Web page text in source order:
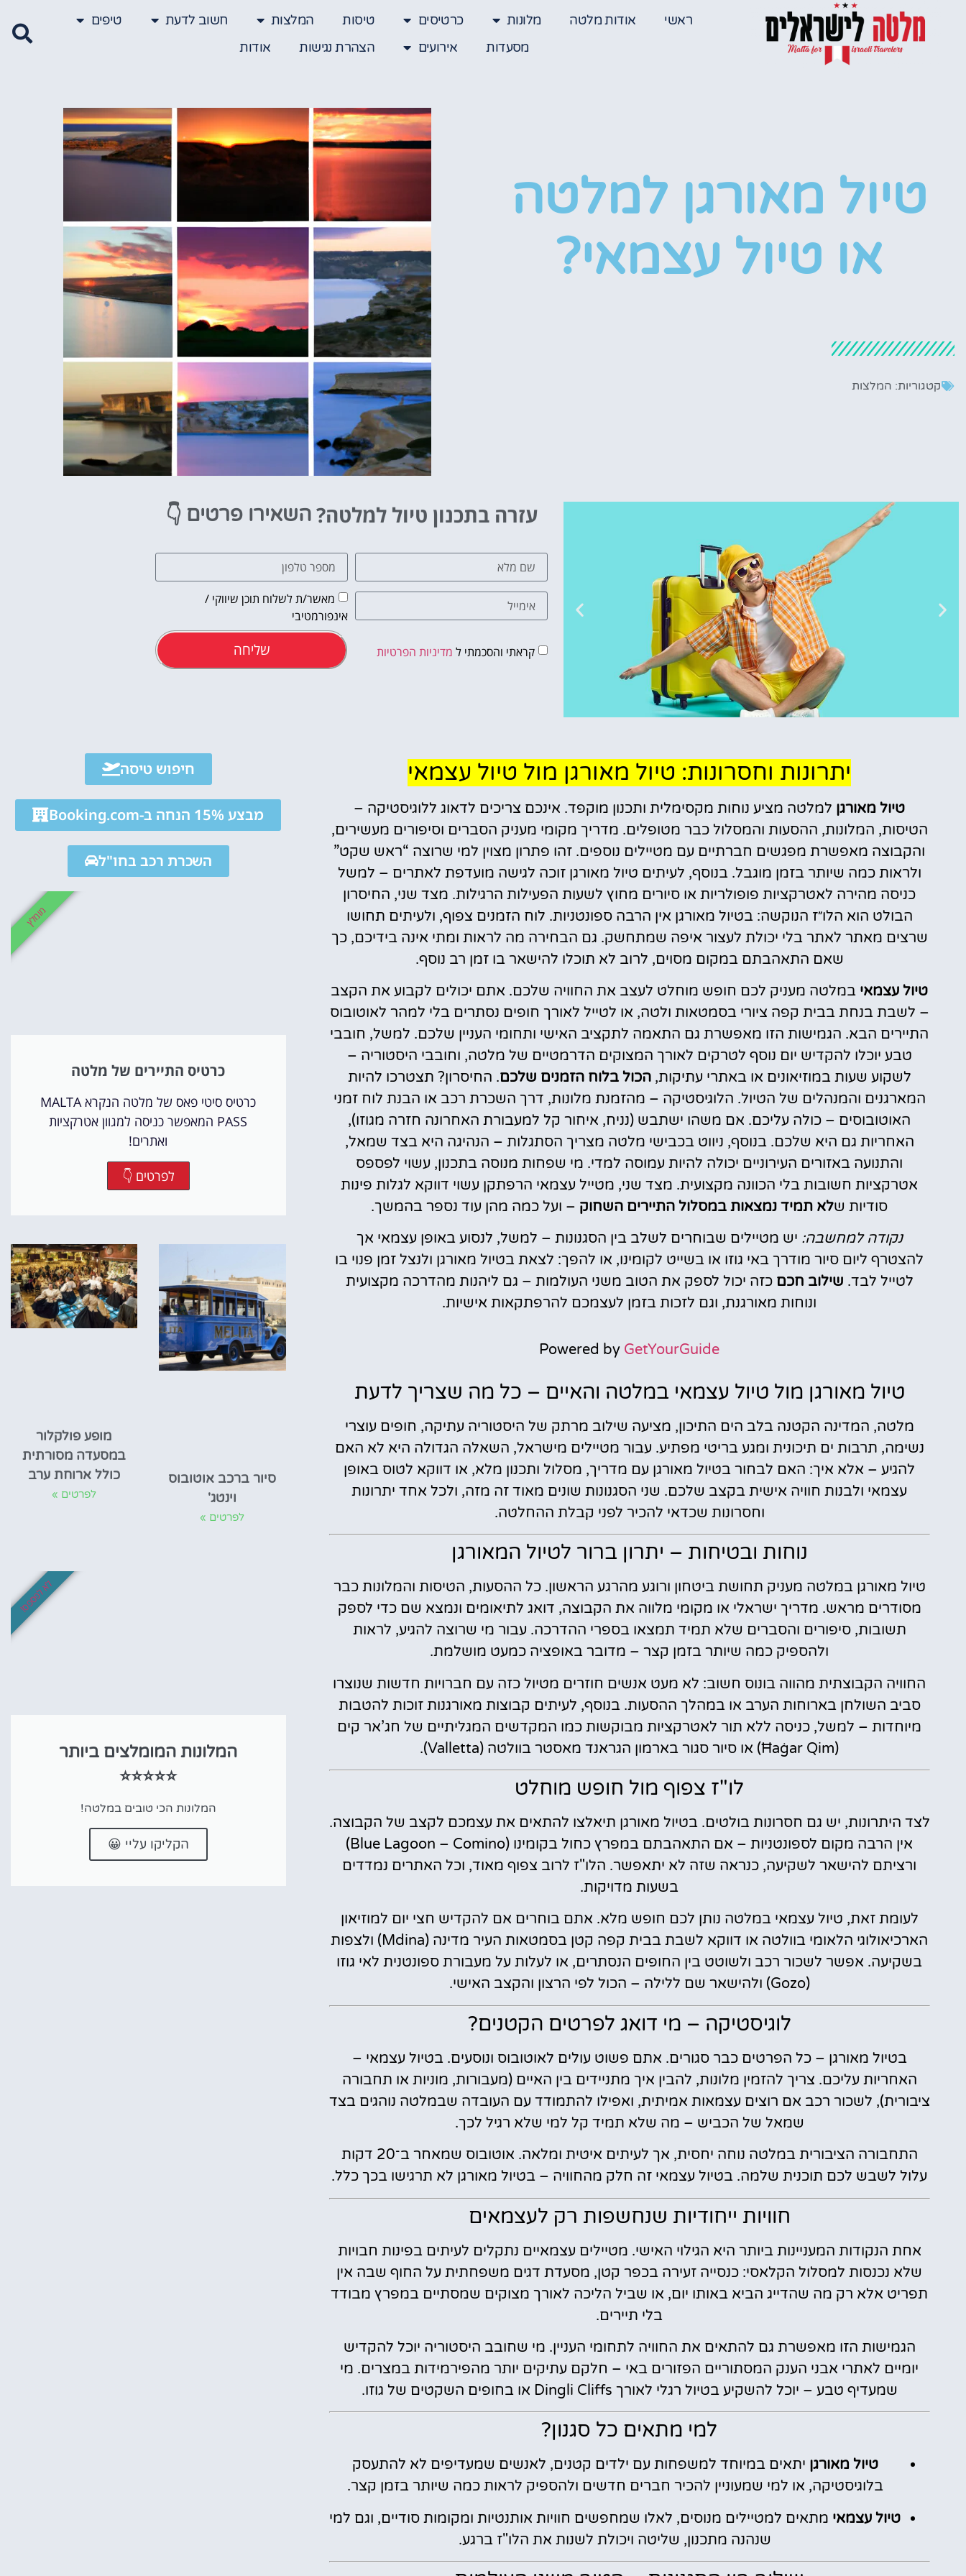
ראשי אודות מלטה מלונות כרטיסים טיסות המלצות חשוב לדעת
טיפים
מסעדות
אירועים הצהרת נגישות אודות
טיול מאורגן למלטה
או טיול עצמאי?
קטגוריות: המלצות
טיסות
טיסה זולה?
לחצו
פה!
מלונות
מומלץ?
פה!
הפעילויות השוות
עזרה בתכנון טיול למלטה? השאירו פרטים 👇
מאשר/ת לשלוח תוכן שיווקי /
אינפורמטיבי
קראתי והסכמתי ל מדיניות הפרטיות שליחה
יתרונות וחסרונות: טיול מאורגן מול טיול עצמאי
טיול מאורגן למלטה מציע נוחות מקסימלית ותכנון מוקפד. אינכם צריכים לדאוג ללוגיסטיקה –
הטיסות, המלונות, ההסעות והמסלול כבר מטופלים. מדריך מקומי מעניק הסברים וסיפורים מעשירים,
והקבוצה מאפשרת מפגשים חברתיים עם מטיילים נוספים. זהו פתרון מצוין למי שרוצה “ראש שקט”
ולראות כמה שיותר בזמן מוגבל. בנוסף, לעיתים טיול מאורגן זוכה לגישה מועדפת לאתרים – למשל
כניסה מהירה לאטרקציות פופולריות או סיורים מחוץ לשעות הפעילות הרגילות. מצד שני, החיסרון
הבולט הוא הלו״ז הנוקשה: בטיול מאורגן אין הרבה ספונטניות. לוח הזמנים צפוף, ולעיתים תחושו
שרצים מאתר לאתר בלי יכולת לעצור איפה שמתחשק. גם הבחירה מה לראות ומתי אינה בידיכם, כך
שאם התאהבתם במקום מסוים, לרוב לא תוכלו להישאר בו זמן רב נוסף.
טיול עצמאי במלטה מעניק לכם חופש מוחלט לעצב את החוויה שלכם. אתם יכולים לקבוע את הקצב
– לשבת בנחת בבית קפה ציורי בסמטאות ולטה, או לטייל לאורך חופים נסתרים בלי למהר לאוטובוס
התיירים הבא. הגמישות הזו מאפשרת גם התאמה לתקציב האישי ותחומי העניין שלכם. למשל, חובבי
טבע יוכלו להקדיש יום נוסף לטרקים לאורך המצוקים הדרמטיים של מלטה, וחובבי היסטוריה –
לשקוע שעות במוזיאונים או באתרי עתיקות,הכול בלוח הזמנים שלכם. החיסרון? תצטרכו להיות
המארגנים והמנהלים של הטיול. הלוגיסטיקה – מהזמנת מלונות, דרך השכרת רכב או הבנת לוח זמני
האוטובוסים – כולה עליכם. אם משהו ישתבש (נניח, איחור קל למעבורת האחרונה חזרה מגוזו),
האחריות גם היא שלכם. בנוסף, ניווט בכבישי מלטה מצריך הסתגלות – הנהיגה היא בצד שמאל,
והתנועה באזורים העירוניים יכולה להיות עמוסה למדי​. מי שפחות מנוסה בתכנון, עשוי לפספס
אטרקציות חשובות בלי הכוונה מקצועית. מצד שני, מטייל עצמאי הרפתקן עשוי דווקא לגלות פינות
סודיות שלא תמיד נמצאות במסלול התיירים השחוק – ועל כמה מהן עוד נספר בהמשך.
נקודה למחשבה: יש מטיילים שבוחרים לשלב בין הסגנונות – למשל, לנסוע באופן עצמאי אך
להצטרף ליום סיור מודרך באי גוזו או בשייט לקומינו, או להפך: לצאת בטיול מאורגן ולנצל זמן פנוי בו
לטייל לבד. שילוב חכם כזה יכול לספק את הטוב משני העולמות – גם ליהנות מהדרכה מקצועית
ונוחות מאורגנת, וגם לזכות בזמן לעצמכם להרפתקאות אישיות​.
Powered by GetYourGuide
טיול מאורגן מול טיול עצמאי במלטה והאיים – כל מה שצריך לדעת
מלטה, המדינה הקטנה בלב הים התיכון, מציעה שילוב מרתק של היסטוריה עתיקה, חופים עוצרי
נשימה, תרבות ים תיכונית ומגע בריטי מפתיע. עבור מטיילים מישראל, השאלה הגדולה היא לא האם
להגיע – אלא איך: האם לבחור בטיול מאורגן עם מדריך, מסלול ותכנון מלא, או דווקא לטוס באופן
עצמאי ולבנות חוויה אישית בקצב שלכם. שני הסגנונות שונים מאוד זה מזה, ולכל אחד יתרונות
וחסרונות שכדאי להכיר לפני קבלת ההחלטה.
נוחות ובטיחות – יתרון ברור לטיול המאורגן
טיול מאורגן במלטה מעניק תחושת ביטחון ורוגע מהרגע הראשון. כל ההסעות, הטיסות והמלונות כבר
מסודרים מראש. מדריך ישראלי או מקומי מלווה את הקבוצה, דואג לתיאומים ונמצא שם כדי לספק
תשובות, סיפורים והסברים שלא תמיד תמצאו בספרי ההדרכה. עבור מי שרוצה להגיע, לראות
ולהספיק כמה שיותר בזמן קצר – מדובר באופציה כמעט מושלמת.
החוויה הקבוצתית מהווה בונוס חשוב: לא מעט אנשים חוזרים מטיול כזה עם חברויות חדשות שנוצרו
סביב השולחן בארוחות הערב או במהלך ההסעות. בנוסף, לעיתים קבוצות מאורגנות זוכות להטבות
מיוחדות – למשל, כניסה ללא תור לאטרקציות מבוקשות כמו המקדשים המגליתיים של חג’אר קים
(Ħaġar Qim) או סיור סגור בארמון הגראנד מאסטר בוולטה (Valletta).
לו"ז צפוף מול חופש מוחלט
לצד היתרונות, יש גם חסרונות בולטים. בטיול מאורגן תיאלצו להתאים את עצמכם לקצב של הקבוצה.
אין הרבה מקום לספונטניות – אם התאהבתם במפרץ כחול בקומינו (Blue Lagoon – Comino)
ורציתם להישאר לשקיעה, כנראה שזה לא יתאפשר. הלו"ז לרוב צפוף מאוד, וכל האתרים נמדדים
בשעות מדויקות.
לעומת זאת, טיול עצמאי במלטה נותן לכם חופש מלא. אתם בוחרים אם להקדיש חצי יום למוזיאון
הארכיאולוגי הלאומי בוולטה או דווקא לשבת בבית קפה קטן בסמטאות העיר מדינה (Mdina) ולצפות
בשקיעה. אפשר לשכור רכב ולשוטט בין החופים הנסתרים, או לעלות על מעבורת ספונטנית לאי גוזו
(Gozo) ולהישאר שם ללילה – הכול לפי הרצון והקצב האישי.
לוגיסטיקה – מי דואג לפרטים הקטנים?
בטיול מאורגן – כל הפרטים כבר סגורים. אתם פשוט עולים לאוטובוס ונוסעים. בטיול עצמאי –
האחריות עליכם. צריך להזמין מלונות, להבין איך מתניידים בין האיים (מעבורות, מוניות או תחבורה
ציבורית), לשכור רכב אם רוצים עצמאות אמיתית, ואפילו להתמודד עם העובדה שבמלטה נוהגים בצד
שמאל של הכביש – מה שלא תמיד קל למי שלא רגיל לכך.
התחבורה הציבורית במלטה נוחה יחסית, אך לעיתים איטית ומלאה. אוטובוס שמאחר ב־20 דקות
עלול לשבש לכם תוכנית שלמה. בטיול עצמאי זה חלק מהחוויה – בטיול מאורגן לא תרגישו בכך כלל.
חוויות ייחודיות שנחשפות רק לעצמאים
אחת הנקודות המעניינות ביותר היא הגילוי האישי. מטיילים עצמאיים נתקלים לעיתים בפינות חבויות
שלא נכנסות למסלול הקלאסי: כנסייה זעירה בכפר קטן, מסעדת דגים משפחתית על החוף שבה אין
תפריט אלא רק מה שהדייג הביא באותו יום, או שביל הליכה לאורך מצוקים שמסתיים במפרץ מבודד
בלי תיירים.
הגמישות הזו מאפשרת גם להתאים את החוויה לתחומי העניין. מי שחובב היסטוריה יוכל להקדיש
יומיים לאתרי אבני הענק המסתוריים הפזורים באי – חלקם עתיקים יותר מהפירמידות במצרים. מי
שמעדיף טבע – יוכל להשקיע בטיול רגלי לאורך Dingli Cliffs או בחופים השקטים של גוזו.
למי מתאים כל סגנון?
טיול מאורגן יתאים במיוחד למשפחות עם ילדים קטנים, לאנשים שמעדיפים לא להתעסק
בלוגיסטיקה, או למי שמעוניין להכיר חברים חדשים ולהספיק לראות כמה שיותר בזמן קצר.
טיול עצמאי מתאים למטיילים מנוסים, לאלו שמחפשים חוויות אותנטיות ומקומות סודיים, וגם למי
שנהנה מתכנון, שליטה ויכולת לשנות את הלו"ז ברגע.
חיפוש טיסה
מבצע 15% הנחה ב-Booking.com
השכרת רכב בחו"ל
כרטיס התיירים של מלטה
כרטיס סיטי פאס של מלטה הנקרא MALTA
PASS המאפשר כניסה למגוון אטרקציות
ואתרים!
לפרטים 👇
מומלץ
סיור ברכב אוטובוס
וינטג'
לפרטים »
מופע פולקלור
במסעדה מסורתית
כולל ארוחת ערב
לפרטים »
המלונות המומלצים ביותר
⭐⭐⭐⭐⭐
המלונות הכי טובים במלטה!
הקליקו עליי 😀
לא לפספס!